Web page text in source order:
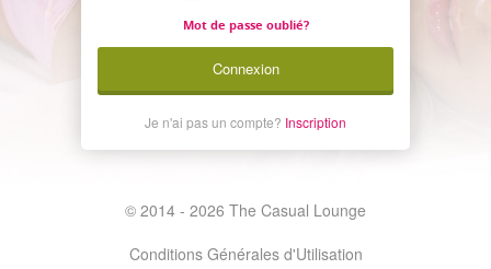
Mot de passe oublié?
Connexion
Je n'ai pas un compte? Inscription
© 2014 - 2026 The Casual Lounge
Conditions Générales d'Utilisation